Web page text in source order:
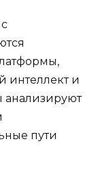
интеллект и
анализируют
пути